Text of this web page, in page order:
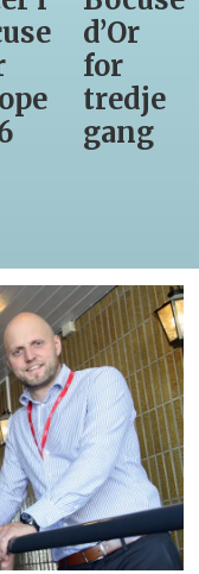
d’Or
for
tredje
gang